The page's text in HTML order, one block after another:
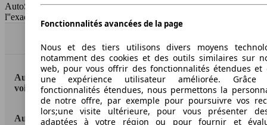
AutoScout24 France SAS décline toute responsabilité concernant
l''exactitude des indications fournies.
AutoScout24: la plus grande plateforme en ligne de
voitures en Europe
AutoScout24
Fonctionnalités avancées de la page
Nous et des tiers utilisons divers moyens
notamment des cookies et des outils similaires sur
web, pour vous offrir des fonctionnalités étendues et
une expérience utilisateur améliorée.
fonctionnalités étendues, nous permettons la
de notre offre, par exemple pour poursuivre vos
lors;une visite ultérieure, pour vous présenter
adaptées à votre région ou pour fournir et